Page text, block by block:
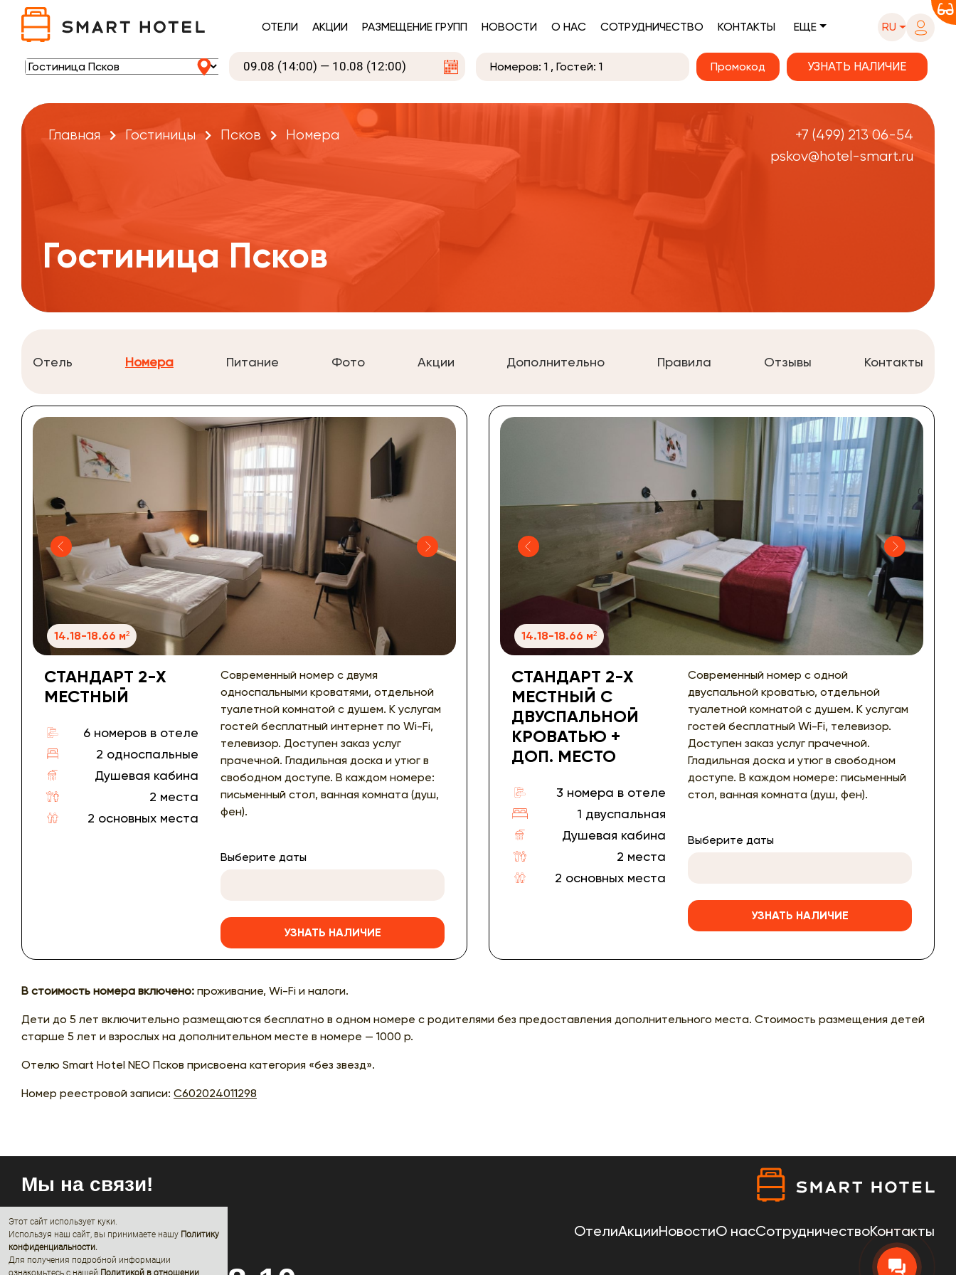
ОТЕЛИ АКЦИИ РАЗМЕЩЕНИЕ ГРУПП НОВОСТИ О НАС СОТРУДНИЧЕСТВО КОНТАКТЫ ЕЩЕ RU
Номеров: 1 , Гостей: 1 Промокод
Главная Гостиницы Псков Номера
+7 (499) 213 06-54
pskov@hotel-smart.ru
Гостиница Псков
Отель Номера Питание Фото Акции Дополнительно Правила Отзывы Контакты
14.18-18.66 м²
СТАНДАРТ 2-Х
МЕСТНЫЙ
6 номеров в отеле
2 односпальные
Душевая кабина
2 места
2 основных места
Современный номер с двумя
односпальными кроватями, отдельной
туалетной комнатой с душем. К услугам
гостей бесплатный интернет по Wi-Fi,
телевизор. Доступен заказ услуг
прачечной. Гладильная доска и утюг в
свободном доступе. В каждом номере:
письменный стол, ванная комната (душ,
фен).
Выберите даты
УЗНАТЬ НАЛИЧИЕ
14.18-18.66 м²
СТАНДАРТ 2-Х
МЕСТНЫЙ С
ДВУСПАЛЬНОЙ
КРОВАТЬЮ +
ДОП. МЕСТО
3 номера в отеле
1 двуспальная
Душевая кабина
2 места
2 основных места
Современный номер с одной
двуспальной кроватью, отдельной
туалетной комнатой с душем. К услугам
гостей бесплатный Wi-Fi, телевизор.
Доступен заказ услуг прачечной.
Гладильная доска и утюг в свободном
доступе. В каждом номере: письменный
стол, ванная комната (душ, фен).
Выберите даты
УЗНАТЬ НАЛИЧИЕ
В стоимость номера включено: проживание, Wi-Fi и налоги.
Дети до 5 лет включительно размещаются бесплатно в одном номере с родителями без предоставления дополнительного места. Стоимость размещения детей
старше 5 лет и взрослых на дополнительном месте в номере — 1000 р.
Отелю Smart Hotel NEO Псков присвоена категория «без звезд».
Номер реестровой записи: С602024011298
Этот сайт использует куки.
Используя наш сайт, вы принимаете нашу Политику
конфиденциальности.
Для получения подробной информации
ознакомьтесь с нашей Политикой в отношении
Мы на связи!
ОтелиАкцииНовостиО насСотрудничествоКонтакты